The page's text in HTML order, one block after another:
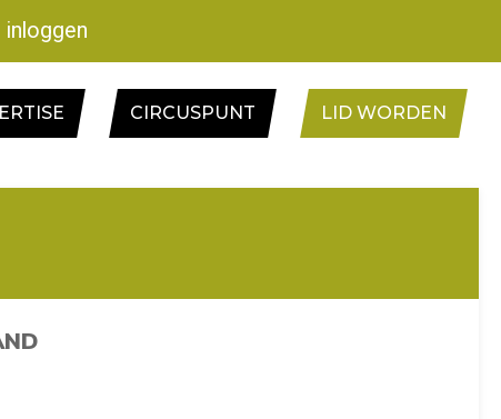
inloggen
CIRCUSPUNT LID WORDEN